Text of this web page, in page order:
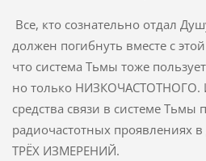
Все, кто сознательно отдал
должен погибнуть вместе с
что система Тьмы тоже
но только НИЗКОЧАСТОТНОГО.
средства связи в системе Тьмы
радиочастотных проявлениях
ТРЁХ ИЗМЕРЕНИЙ.